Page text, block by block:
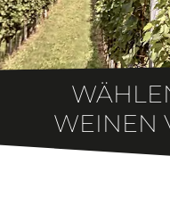
WEINEN